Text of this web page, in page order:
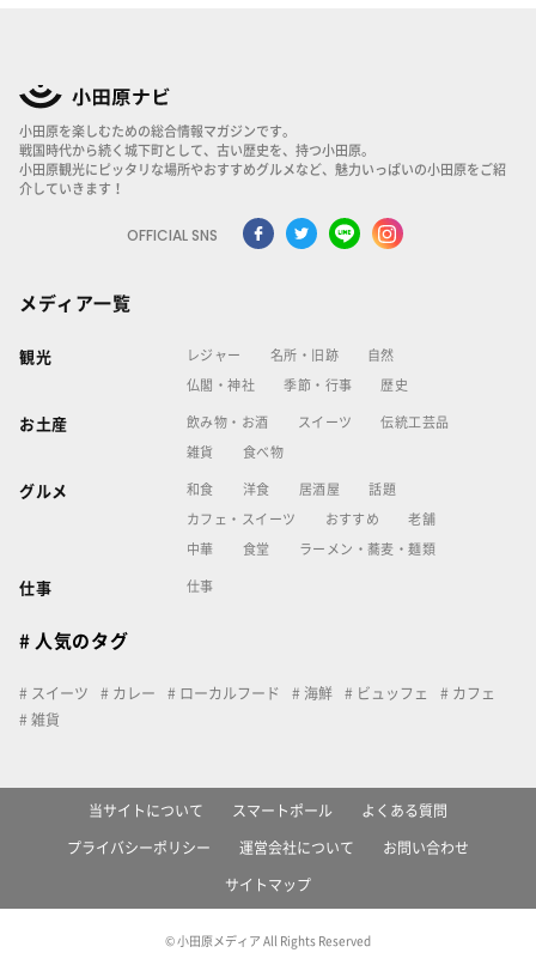
小田原を楽しむための総合情報マガジンです。
戦国時代から続く城下町として、古い歴史を、持つ小田原。
小田原観光にピッタリな場所やおすすめグルメなど、魅力いっぱいの小田原をご紹
介していきます！
OFFICIAL SNS
メディア一覧
観光 レジャー 名所・旧跡 自然
仏閣・神社 季節・行事 歴史
お土産 飲み物・お酒 スイーツ 伝統工芸品
雑貨 食べ物
グルメ 和食 洋食 居酒屋 話題
カフェ・スイーツ おすすめ 老舗
中華 食堂 ラーメン・蕎麦・麺類
仕事 仕事
# 人気のタグ
スイーツ カレー ローカルフード 海鮮 ビュッフェ
カフェ
雑貨
当サイトについて スマートポール よくある質問
プライバシーポリシー 運営会社について お問い合わせ
サイトマップ
© 小田原メディア All Rights Reserved